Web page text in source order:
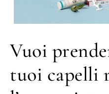
Vuoi
tuoi capelli